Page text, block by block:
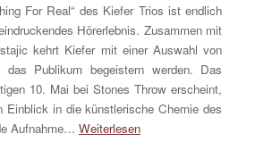
For Real“ des Kiefer Trios ist endlich
Hörerlebnis. Zusammen mit
kehrt Kiefer mit einer Auswahl von
das Publikum begeistern werden. Das
10. Mai bei Stones Throw erscheint,
Einblick in die künstlerische Chemie des
Aufnahme… Weiterlesen